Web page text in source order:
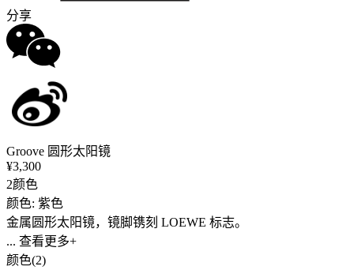
分享
Groove 圆形太阳镜
¥3,300
2颜色
颜色: 紫色
金属圆形太阳镜，镜脚镌刻 LOEWE 标志。
... 查看更多+
颜色(2)